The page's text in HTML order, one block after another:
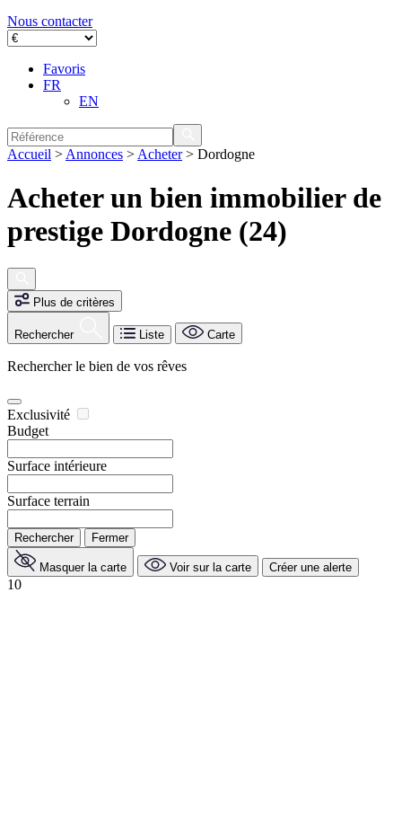
Nous contacter
Favoris
FR
EN
Accueil > Annonces > Acheter> Dordogne
Acheter un bien immobilier de
prestige Dordogne (24)
Plus de critères
Rechercher Liste Carte
Rechercher le bien de vos rêves
Exclusivité
Budget
Surface intérieure
Surface terrain
Rechercher Fermer
Masquer la carte Voir sur la carte Créer une alerte
10